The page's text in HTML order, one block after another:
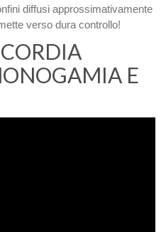
diffusi approssimativamente
verso dura controllo!
E